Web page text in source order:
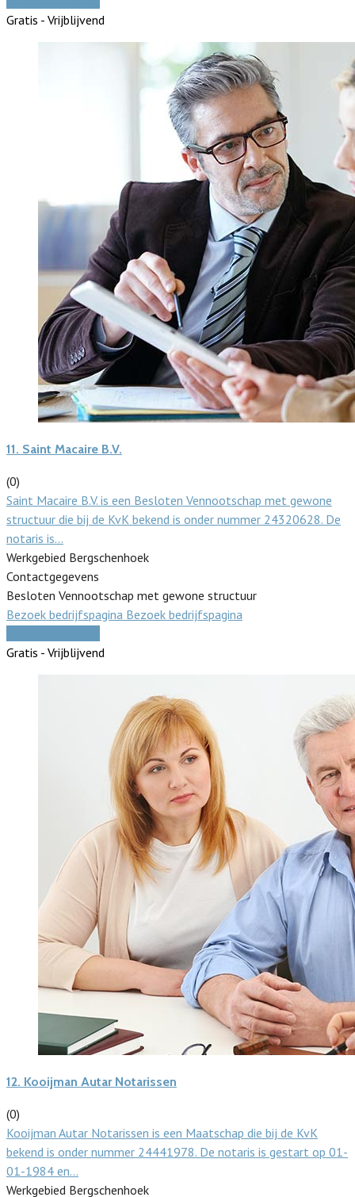
Gratis - Vrijblijvend
11. Saint Macaire B.V.
(0)
Saint Macaire B.V. is een Besloten Vennootschap met gewone
structuur die bij de KvK bekend is onder nummer 24320628. De
notaris is…
Werkgebied Bergschenhoek
Contactgegevens
Besloten Vennootschap met gewone structuur
Bezoek bedrijfspagina Bezoek bedrijfspagina
Gratis - Vrijblijvend
12. Kooijman Autar Notarissen
(0)
Kooijman Autar Notarissen is een Maatschap die bij de KvK
bekend is onder nummer 24441978. De notaris is gestart op 01-
01-1984 en…
Werkgebied Bergschenhoek